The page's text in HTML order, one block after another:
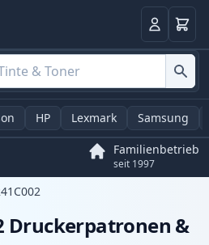
Anmelden
HP Lexmark Samsung
Familienbetrieb
seit 1997
Druckerpatronen &